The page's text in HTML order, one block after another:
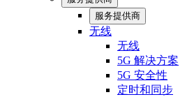
服务提供商
无线
无线
5G 解决方案
5G 安全性
定时和同步